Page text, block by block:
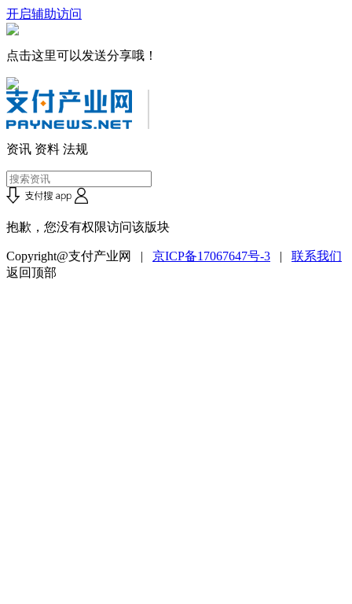
开启辅助访问
点击这里可以发送分享哦！
资讯 资料 法规
抱歉，您没有权限访问该版块
Copyright@支付产业网 | 京ICP备17067647号-3 | 联系我们
返回顶部